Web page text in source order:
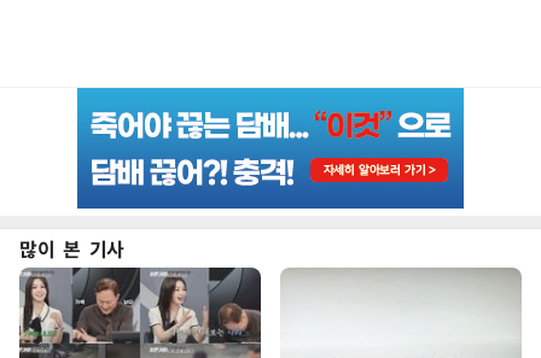
많이 본 기사